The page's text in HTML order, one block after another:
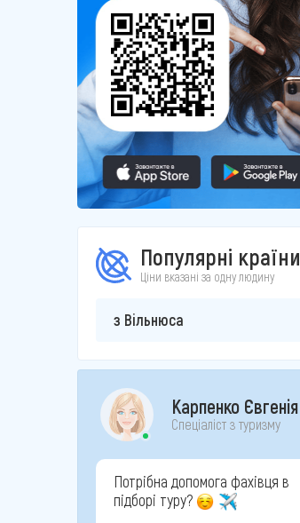
Популярні країни
Ціни вказані за одну людину
з Вільнюса
Карпенко Євгенія
Спеціаліст з туризму
Потрібна допомога фахівця в
підборі туру?